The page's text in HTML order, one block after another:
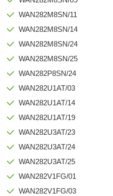
WAN282M8SN/11
WAN282M8SN/14
WAN282M8SN/24
WAN282M8SN/25
WAN282P8SN/24
WAN282U1AT/03
WAN282U1AT/14
WAN282U1AT/19
WAN282U3AT/23
WAN282U3AT/24
WAN282U3AT/25
WAN282V1FG/01
WAN282V1FG/03